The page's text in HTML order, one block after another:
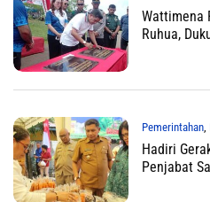
Wattimena
Ruhua,
Pemerintahan,
Hadiri
Penjabat